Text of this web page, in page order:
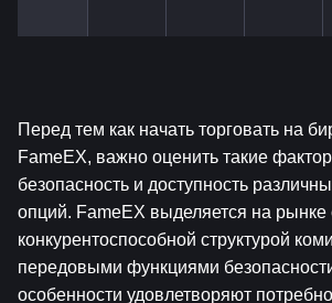
Перед тем как начать торговать на
FameEX, важно оценить такие
безопасность и доступность
опций. FameEX выделяется на рынке
конкурентоспособной структурой
передовыми функциями
особенности удовлетворяют